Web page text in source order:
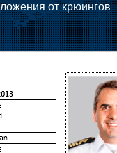
от крюингов